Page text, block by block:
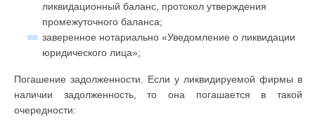
ликвидационный баланс, протокол утверждения
промежуточного баланса;
заверенное нотариально «Уведомление о ликвидации
юридического лица»;
Погашение задолженности. Если у ликвидируемой фирмы в
наличии задолженность, то она погашается в такой
очередности: